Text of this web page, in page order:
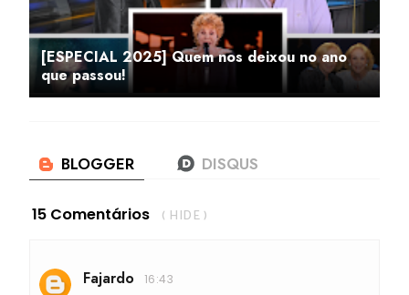
[ESPECIAL 2025] Quem nos deixou no ano
que passou!
15 Comentários ( HIDE )
Fajardo 16:43